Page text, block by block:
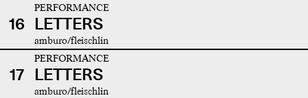
16
PERFORMANCE
LETTERS
amburo/fleischlin
17
PERFORMANCE
LETTERS
amburo/fleischlin